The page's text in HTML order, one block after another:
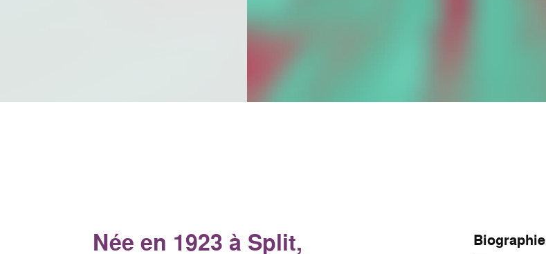
Née en 1923 à Split,
Biographie